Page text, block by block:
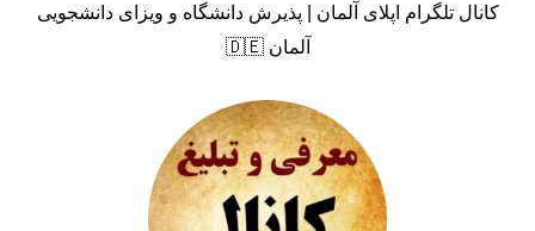
کانال تلگرام اپلای آلمان | پذیرش دانشگاه و ویزای دانشجویی
آلمان 🇩🇪